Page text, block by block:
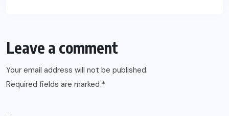
Leave a comment
Your email address will not be published.
Required fields are marked *